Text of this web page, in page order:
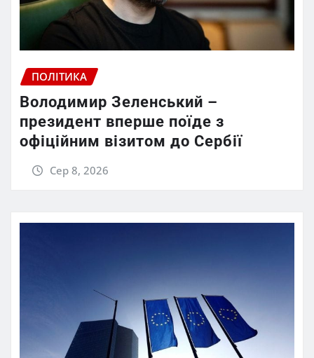
ПОЛІТИКА
Володимир Зеленський –
президент вперше поїде з
офіційним візитом до Сербії
Сер 8, 2026